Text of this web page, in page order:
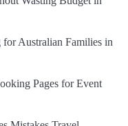
Australian Families in
Pages for Event